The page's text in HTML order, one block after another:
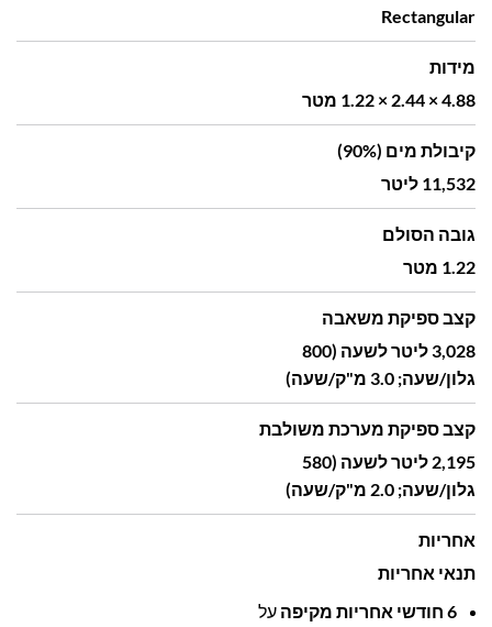
Rectangular
מידות
4.88 × 2.44 × 1.22 מטר
קיבולת מים (90%)
11,532 ליטר
גובה הסולם
1.22 מטר
קצב ספיקת משאבה
3,028 ליטר לשעה (800
גלון/שעה; 3.0 מ"ק/שעה)
קצב ספיקת מערכת משולבת
2,195 ליטר לשעה (580
גלון/שעה; 2.0 מ"ק/שעה)
אחריות
תנאי אחריות
6 חודשי אחריות מקיפה
על